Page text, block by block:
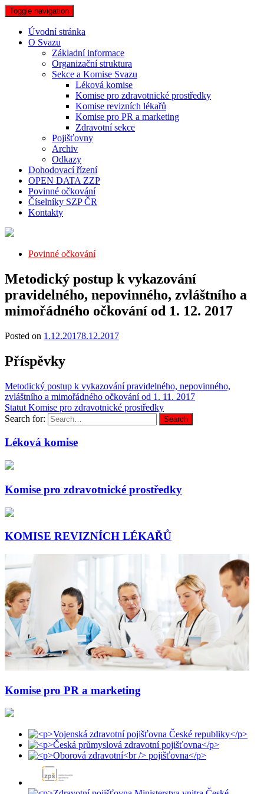
Toggle navigation
Úvodní stránka
O Svazu
Základní informace
Organizační struktura
Sekce a Komise Svazu
Léková komise
Komise pro zdravotnické prostředky
Komise revizních lékařů
Komise pro PR a marketing
Zdravotní sekce
Pojišťovny
Archiv
Odkazy
Dohodovací řízení
OPEN DATA ZZP
Povinné očkování
Číselníky SZP ČR
Kontakty
Povinné očkování
Metodický postup k vykazování
pravidelného, nepovinného, zvláštního a
mimořádného očkování od 1. 12. 2017
Posted on 1.12.20178.12.2017
Příspěvky
Metodický postup k vykazování pravidelného, nepovinného,
zvláštního a mimořádného očkování od 1. 11. 2017
Statut Komise pro zdravotnické prostředky
Search for:
Search
Léková komise
Komise pro zdravotnické prostředky
KOMISE REVIZNÍCH LÉKAŘŮ
Komise pro PR a marketing